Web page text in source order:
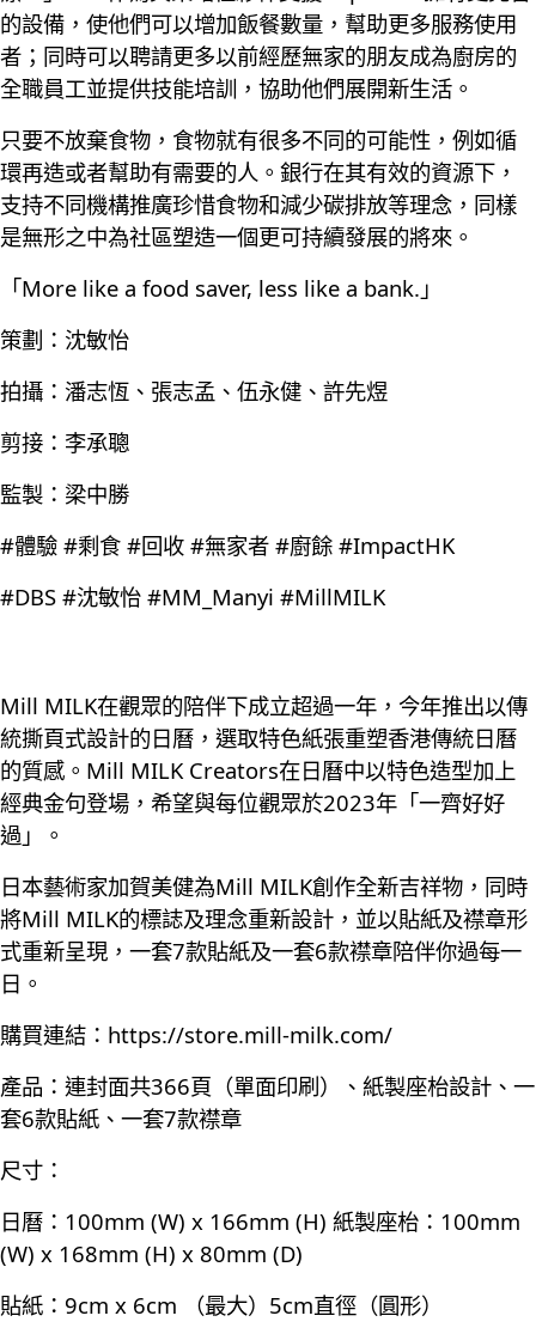
的設備，使他們可以增加飯餐數量，幫助更多服務使用
者；同時可以聘請更多以前經歷無家的朋友成為廚房的
全職員工並提供技能培訓，協助他們展開新生活。
只要不放棄食物，食物就有很多不同的可能性，例如循
環再造或者幫助有需要的人。銀行在其有效的資源下，
支持不同機構推廣珍惜食物和減少碳排放等理念，同樣
是無形之中為社區塑造一個更可持續發展的將來。
「More like a food saver, less like a bank.」
策劃：沈敏怡
拍攝：潘志恆、張志孟、伍永健、許先煜
剪接：李承聰
監製：梁中勝
#體驗 #剩食 #回收 #無家者 #廚餘 #ImpactHK
#DBS #沈敏怡 #MM_Manyi #MillMILK
Mill MILK在觀眾的陪伴下成立超過一年，今年推出以傳
統撕頁式設計的日曆，選取特色紙張重塑香港傳統日曆
的質感。Mill MILK Creators在日曆中以特色造型加上
經典金句登場，希望與每位觀眾於2023年「一齊好好
過」。
日本藝術家加賀美健為Mill MILK創作全新吉祥物，同時
將Mill MILK的標誌及理念重新設計，並以貼紙及襟章形
式重新呈現，一套7款貼紙及一套6款襟章陪伴你過每一
日。
購買連結： https://store.mill-milk.com/
產品：連封面共366頁（單面印刷）、紙製座枱設計、一
套6款貼紙、一套7款襟章
尺寸：
日曆：100mm (W) x 166mm (H) 紙製座枱：100mm
(W) x 168mm (H) x 80mm (D)
貼紙：9cm x 6cm （最大）5cm直徑（圓形）